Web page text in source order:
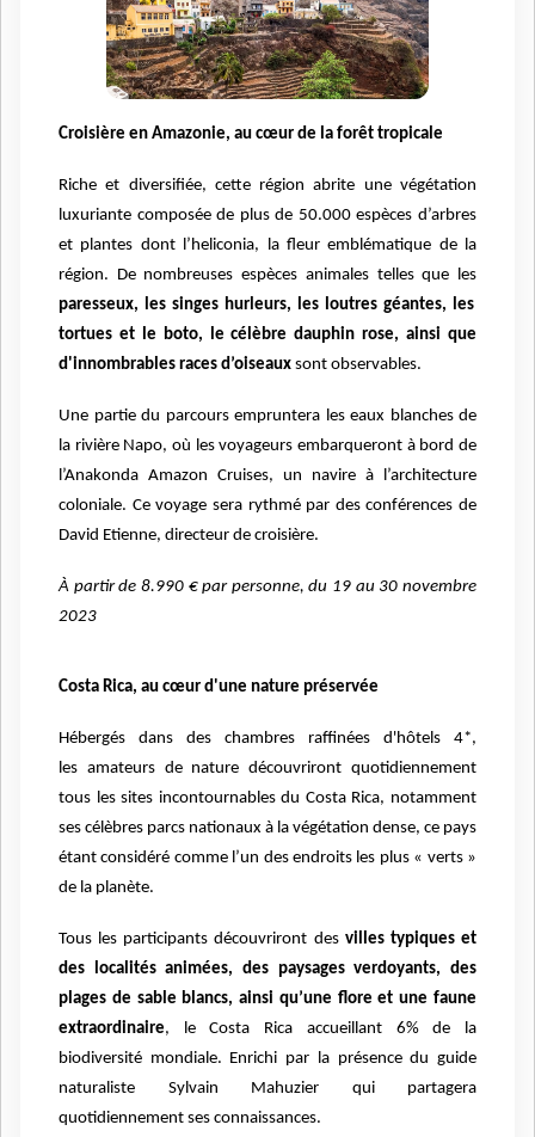
Croisière en Amazonie, au cœur de la forêt tropicale
Riche et diversifiée, cette région abrite une végétation
luxuriante composée de plus de 50.000 espèces d’arbres
et plantes dont l’heliconia, la fleur emblématique de la
région. De nombreuses espèces animales telles que les
paresseux, les singes hurleurs, les loutres géantes, les
tortues et le boto, le célèbre dauphin rose, ainsi que
d'innombrables races d’oiseaux sont observables.
Une partie du parcours empruntera les eaux blanches de
la rivière Napo, où les voyageurs embarqueront à bord de
l’Anakonda Amazon Cruises, un navire à l’architecture
coloniale. Ce voyage sera rythmé par des conférences de
David Etienne, directeur de croisière.
À partir de 8.990 € par personne, du 19 au 30 novembre
2023
Costa Rica, au cœur d'une nature préservée
Hébergés dans des chambres raffinées d'hôtels 4*,
les amateurs de nature découvriront quotidiennement
tous les sites incontournables du Costa Rica, notamment
ses célèbres parcs nationaux à la végétation dense, ce pays
étant considéré comme l’un des endroits les plus « verts »
de la planète.
Tous les participants découvriront des villes typiques et
des localités animées, des paysages verdoyants, des
plages de sable blancs, ainsi qu’une flore et une faune
extraordinaire, le Costa Rica accueillant 6% de la
biodiversité mondiale. Enrichi par la présence du guide
naturaliste Sylvain Mahuzier qui partagera
quotidiennement ses connaissances.